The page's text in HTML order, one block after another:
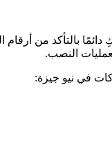
بالتأكد من أرقام
النصب.
في نيو جيزة: